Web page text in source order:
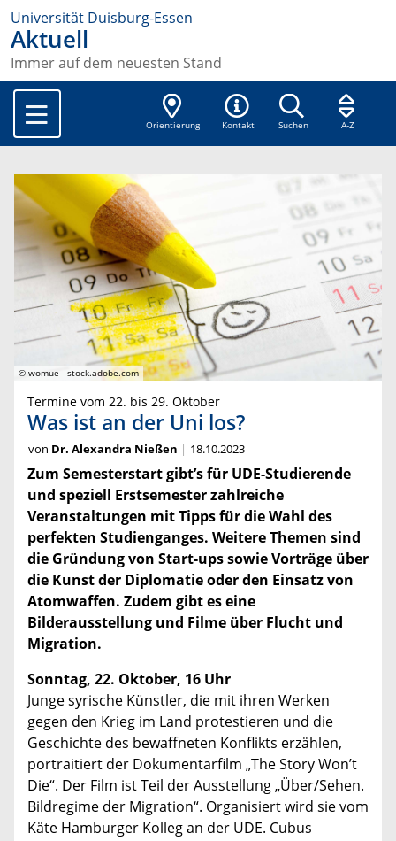
Universität Duisburg-Essen
Aktuell
Immer auf dem neuesten Stand
Orientierung Kontakt Suchen A-Z
© womue - stock.adobe.com
Termine vom 22. bis 29. Oktober
Was ist an der Uni los?
von Dr. Alexandra Nießen 18.10.2023
Zum Semesterstart gibt’s für UDE-Studierende
und speziell Erstsemester zahlreiche
Veranstaltungen mit Tipps für die Wahl des
perfekten Studienganges. Weitere Themen sind
die Gründung von Start-ups sowie Vorträge über
die Kunst der Diplomatie oder den Einsatz von
Atomwaffen. Zudem gibt es eine
Bilderausstellung und Filme über Flucht und
Migration.
Sonntag, 22. Oktober, 16 Uhr
Junge syrische Künstler, die mit ihren Werken
gegen den Krieg im Land protestieren und die
Geschichte des bewaffneten Konflikts erzählen,
portraitiert der Dokumentarfilm „The Story Won’t
Die“. Der Film ist Teil der Ausstellung „Über/Sehen.
Bildregime der Migration“. Organisiert wird sie vom
Käte Hamburger Kolleg an der UDE. Cubus